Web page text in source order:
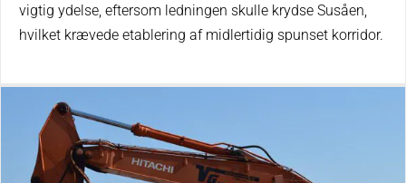
vigtig ydelse, eftersom ledningen skulle krydse Susåen,
hvilket krævede etablering af midlertidig spunset korridor.